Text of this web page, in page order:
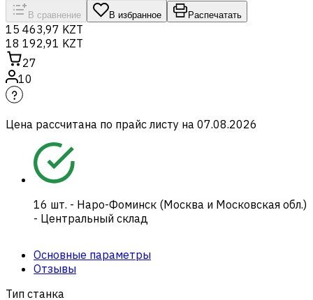
В сравнение В избранное Распечатать
15 463,97 KZT
18 192,91 KZT
27
10
Цена рассчитана по прайс листу на 07.08.2026
16 шт. - Наро-Фоминск (Москва и Московская обл.)
- Центральный склад
Основные параметры
Отзывы
Тип станка